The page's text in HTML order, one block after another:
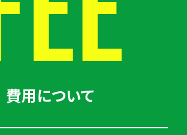
費用について